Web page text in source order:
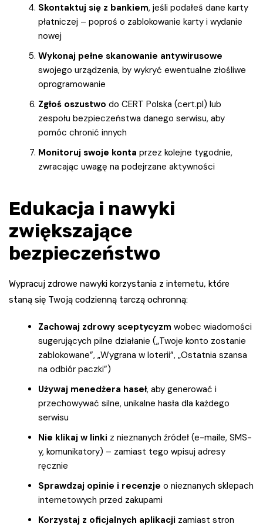
Skontaktuj się z bankiem, jeśli podałeś dane karty
płatniczej – poproś o zablokowanie karty i wydanie
nowej
Wykonaj pełne skanowanie antywirusowe
swojego urządzenia, by wykryć ewentualne złośliwe
oprogramowanie
Zgłoś oszustwo do CERT Polska (cert.pl) lub
zespołu bezpieczeństwa danego serwisu, aby
pomóc chronić innych
Monitoruj swoje konta przez kolejne tygodnie,
zwracając uwagę na podejrzane aktywności
Edukacja i nawyki
zwiększające
bezpieczeństwo
Wypracuj zdrowe nawyki korzystania z internetu, które
staną się Twoją codzienną tarczą ochronną:
Zachowaj zdrowy sceptycyzm wobec wiadomości
sugerujących pilne działanie („Twoje konto zostanie
zablokowane”, „Wygrana w loterii”, „Ostatnia szansa
na odbiór paczki”)
Używaj menedżera haseł, aby generować i
przechowywać silne, unikalne hasła dla każdego
serwisu
Nie klikaj w linki z nieznanych źródeł (e-maile, SMS-
y, komunikatory) – zamiast tego wpisuj adresy
ręcznie
Sprawdzaj opinie i recenzje o nieznanych sklepach
internetowych przed zakupami
Korzystaj z oficjalnych aplikacji zamiast stron